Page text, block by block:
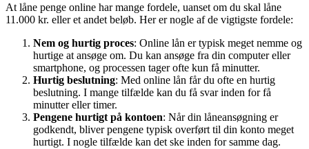
At låne penge online har mange fordele, uanset om du skal låne
11.000 kr. eller et andet beløb. Her er nogle af de vigtigste fordele:
Nem og hurtig proces: Online lån er typisk meget nemme og
hurtige at ansøge om. Du kan ansøge fra din computer eller
smartphone, og processen tager ofte kun få minutter.
Hurtig beslutning: Med online lån får du ofte en hurtig
beslutning. I mange tilfælde kan du få svar inden for få
minutter eller timer.
Pengene hurtigt på kontoen: Når din låneansøgning er
godkendt, bliver pengene typisk overført til din konto meget
hurtigt. I nogle tilfælde kan det ske inden for samme dag.